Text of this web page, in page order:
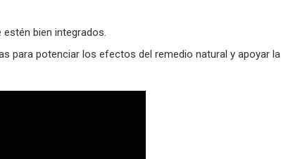
bien integrados.
para potenciar los efectos del remedio natural y apoyar la